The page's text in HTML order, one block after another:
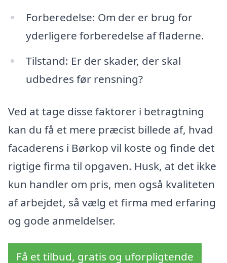
Forberedelse: Om der er brug for
yderligere forberedelse af fladerne.
Tilstand: Er der skader, der skal
udbedres før rensning?
Ved at tage disse faktorer i betragtning
kan du få et mere præcist billede af, hvad
facaderens i Børkop vil koste og finde det
rigtige firma til opgaven. Husk, at det ikke
kun handler om pris, men også kvaliteten
af arbejdet, så vælg et firma med erfaring
og gode anmeldelser.
Få et tilbud, gratis og uforpligtende